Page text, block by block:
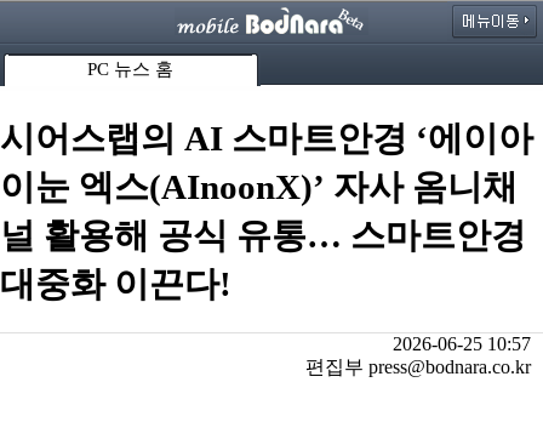
PC 뉴스 홈
시어스랩의 AI 스마트안경 ‘에이아
이눈 엑스(AInoonX)’ 자사 옴니채
널 활용해 공식 유통… 스마트안경
대중화 이끈다!
2026-06-25 10:57
편집부 press@bodnara.co.kr